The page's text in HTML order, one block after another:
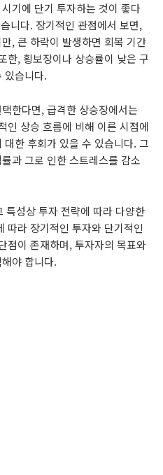
기에 단기 투자하는 것이 좋다
니다. 장기적인 관점에서 보면,
, 큰 하락이 발생하면 회복 기간
한, 횡보장이나 상승률이 낮은 구
있습니다.
한다면, 급격한 상승장에서는
인 상승 흐름에 비해 이른 시점에
한 후회가 있을 수 있습니다. 그
과 그로 인한 스트레스를 감소
성상 투자 전략에 따라 다양한
따라 장기적인 투자와 단기적인
점이 존재하며, 투자자의 목표와
야 합니다.